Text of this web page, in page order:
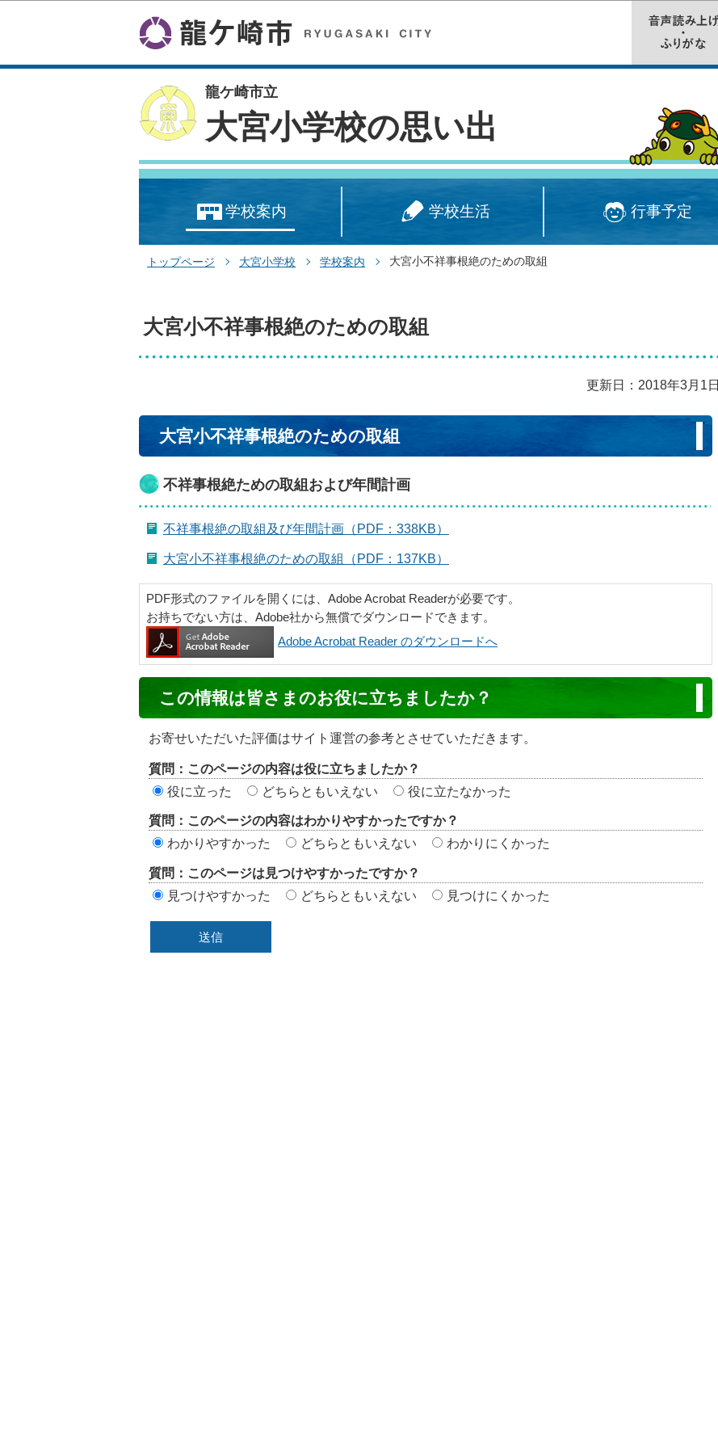
龍ケ崎市立
大宮小学校の思い出
学校案内 学校生活 行事予定
トップページ 大宮小学校 学校案内 大宮小不祥事根絶のための取組
大宮小不祥事根絶のための取組
更新日：2018年3月1日
大宮小不祥事根絶のための取組
不祥事根絶ための取組および年間計画
不祥事根絶の取組及び年間計画（PDF：338KB）
大宮小不祥事根絶のための取組（PDF：137KB）
PDF形式のファイルを開くには、Adobe Acrobat Readerが必要です。
お持ちでない方は、Adobe社から無償でダウンロードできます。
Adobe Acrobat Reader のダウンロードへ
ン
テ
ン
ツ
価
リ
ア
この情報は皆さまのお役に立ちましたか？
お寄せいただいた評価はサイト運営の参考とさせていただきます。
質問：このページの内容は役に立ちましたか？
役に立った
どちらともいえない 役に立たなかった
質問：このページの内容はわかりやすかったですか？
わかりやすかった
どちらともいえない わかりにくかった
質問：このページは見つけやすかったですか？
見つけやすかった
どちらともいえない 見つけにくかった